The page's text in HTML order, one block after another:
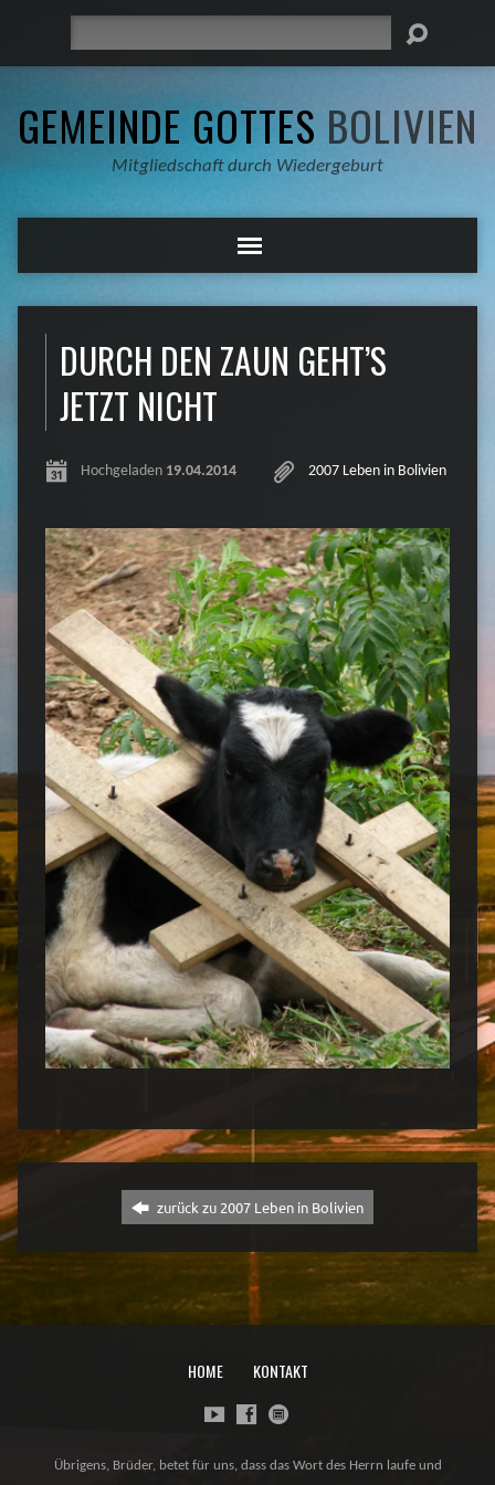
GEMEINDE GOTTES BOLIVIEN
Mitgliedschaft durch Wiedergeburt
DURCH DEN ZAUN GEHT’S
JETZT NICHT
Hochgeladen 19.04.2014 2007 Leben in Bolivien
zurück zu 2007 Leben in Bolivien
HOME KONTAKT
Übrigens, Brüder, betet für uns, dass das Wort des Herrn laufe und